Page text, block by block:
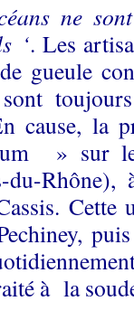
ne
‘. Les
gueule
cause, la
» sur
du-
à la